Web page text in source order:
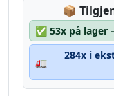
📦
✅ 53x på lager
🚛
284x i